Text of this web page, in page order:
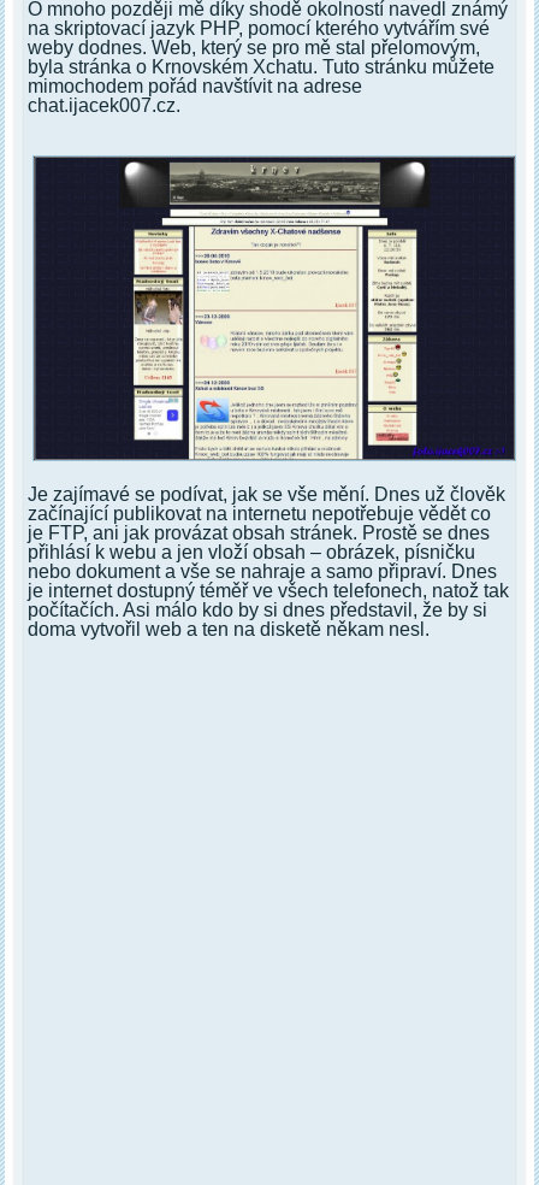
O mnoho později mě díky shodě okolností navedl známý
na skriptovací jazyk PHP, pomocí kterého vytvářím své
weby dodnes. Web, který se pro mě stal přelomovým,
byla stránka o Krnovském Xchatu. Tuto stránku můžete
mimochodem pořád navštívit na adrese
chat.ijacek007.cz.
Je zajímavé se podívat, jak se vše mění. Dnes už člověk
začínající publikovat na internetu nepotřebuje vědět co
je FTP, ani jak provázat obsah stránek. Prostě se dnes
přihlásí k webu a jen vloží obsah – obrázek, písničku
nebo dokument a vše se nahraje a samo připraví. Dnes
je internet dostupný téměř ve všech telefonech, natož tak
počítačích. Asi málo kdo by si dnes představil, že by si
doma vytvořil web a ten na disketě někam nesl.